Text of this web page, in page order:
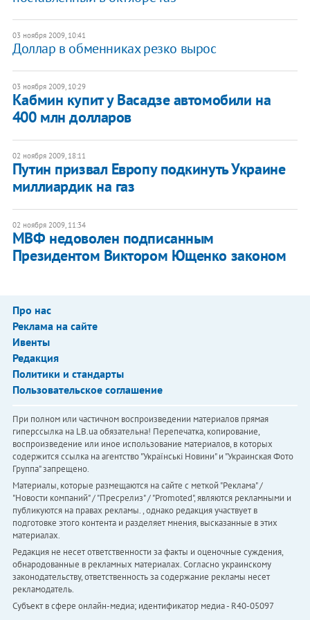
03 ноября 2009, 10:41
Доллар в обменниках резко вырос
03 ноября 2009, 10:29
Кабмин купит у Васадзе автомобили на
400 млн долларов
02 ноября 2009, 18:11
Путин призвал Европу подкинуть Украине
миллиардик на газ
02 ноября 2009, 11:34
МВФ недоволен подписанным
Президентом Виктором Ющенко законом
Про нас
Реклама на сайте
Ивенты
Редакция
Политики и стандарты
Пользовательское соглашение
При полном или частичном воспроизведении материалов прямая
гиперссылка на LB.ua обязательна! Перепечатка, копирование,
воспроизведение или иное использование материалов, в которых
содержится ссылка на агентство "Українськi Новини" и "Украинская Фото
Группа" запрещено.
Материалы, которые размещаются на сайте с меткой "Реклама" /
"Новости компаний" / "Пресрелиз" / "Promoted", являются рекламными и
публикуются на правах рекламы. , однако редакция участвует в
подготовке этого контента и разделяет мнения, высказанные в этих
материалах.
Редакция не несет ответственности за факты и оценочные суждения,
обнародованные в рекламных материалах. Согласно украинскому
законодательству, ответственность за содержание рекламы несет
рекламодатель.
Субъект в сфере онлайн-медиа; идентификатор медиа - R40-05097